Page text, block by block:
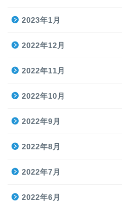
2023年1月
2022年12月
2022年11月
2022年10月
2022年9月
2022年8月
2022年7月
2022年6月